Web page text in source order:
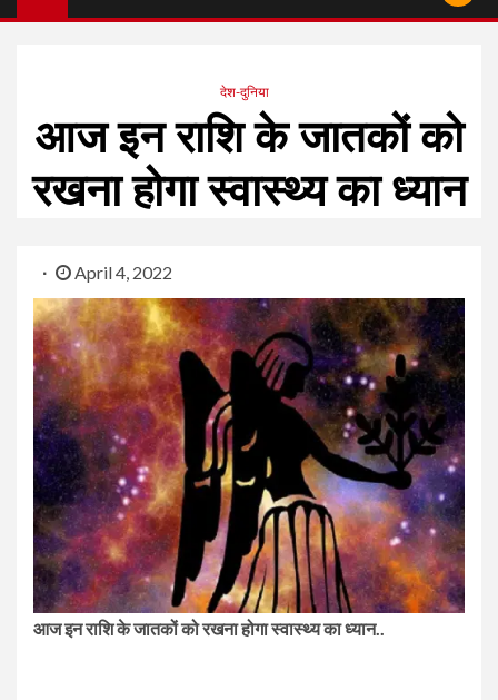
देश-दुनिया
आज इन राशि के जातकों को
रखना होगा स्वास्थ्य का ध्यान
April 4, 2022
आज इन राशि के जातकों को रखना होगा स्वास्थ्य का ध्यान..